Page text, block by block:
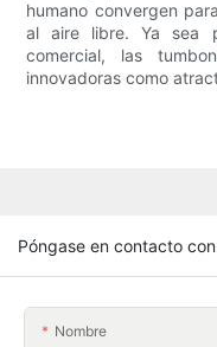
humano convergen
al aire libre. Ya sea
comercial, las
innovadoras como
Póngase en contacto
Nombre